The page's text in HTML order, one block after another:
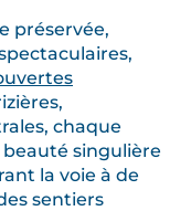
préservée,
chaque
singulière
la voie à de
sentiers